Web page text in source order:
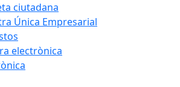
ciutadana
Única Empresarial
electrònica